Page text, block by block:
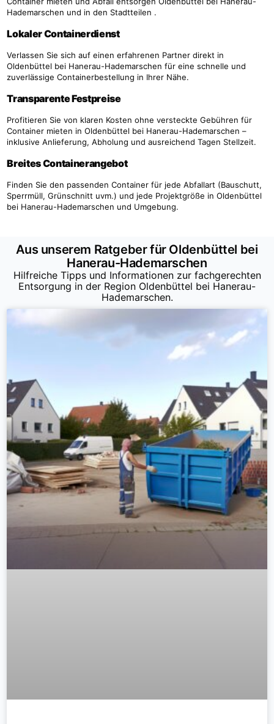
Hademarschen und in den Stadtteilen .
Lokaler Containerdienst
Verlassen Sie sich auf einen erfahrenen Partner direkt in
Oldenbüttel bei Hanerau-Hademarschen für eine schnelle und
zuverlässige Containerbestellung in Ihrer Nähe.
Transparente Festpreise
Profitieren Sie von klaren Kosten ohne versteckte Gebühren für
Container mieten in Oldenbüttel bei Hanerau-Hademarschen –
inklusive Anlieferung, Abholung und ausreichend Tagen Stellzeit.
Breites Containerangebot
Finden Sie den passenden Container für jede Abfallart (Bauschutt,
Sperrmüll, Grünschnitt uvm.) und jede Projektgröße in Oldenbüttel
bei Hanerau-Hademarschen und Umgebung.
Aus unserem Ratgeber für Oldenbüttel bei
Hanerau-Hademarschen
Hilfreiche Tipps und Informationen zur fachgerechten
Entsorgung in der Region Oldenbüttel bei Hanerau-
Hademarschen.